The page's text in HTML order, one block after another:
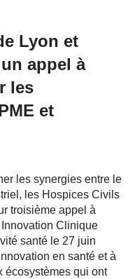
Lyon et
appel à
les
et
les synergies entre le
les Hospices Civils
troisième appel à
Clinique
santé le 27 juin
en santé et à
écosystèmes qui ont